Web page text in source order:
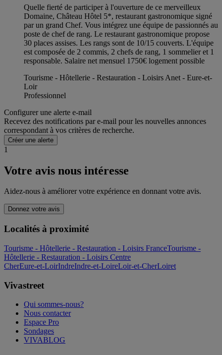
Quelle fierté de participer à l'ouverture de ce merveilleux
Domaine, Château Hôtel 5*, restaurant gastronomique signé
par un grand Chef. Vous intégrez une équipe de passionnés au
poste de chef de rang. Le restaurant gastronomique propose
30 places assises. Les rangs sont de 10/15 couverts. L'équipe
est composée de 2 commis, 2 chefs de rang, 1 sommelier et 1
responsable. Salaire net mensuel 1750€ logement possible
Tourisme - Hôtellerie - Restauration - Loisirs Anet - Eure-et-
Loir
Professionnel
Configurer une alerte e-mail
Recevez des notifications par e-mail pour les nouvelles annonces
correspondant à vos critères de recherche.
Créer une alerte
1
Votre avis nous intéresse
Aidez-nous à améliorer votre expérience en donnant votre avis.
Donnez votre avis
Localités à proximité
Tourisme - Hôtellerie - Restauration - Loisirs FranceTourisme -
Hôtellerie - Restauration - Loisirs Centre
CherEure-et-LoirIndreIndre-et-LoireLoir-et-CherLoiret
Vivastreet
Qui sommes-nous?
Nous contacter
Espace Pro
Sondages
VIVABLOG